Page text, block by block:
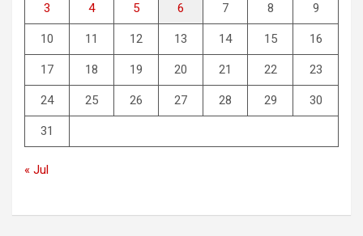
3 4 5 6 7 8 9
10 11 12 13 14 15 16
17 18 19 20 21 22 23
24 25 26 27 28 29 30
31
« Jul